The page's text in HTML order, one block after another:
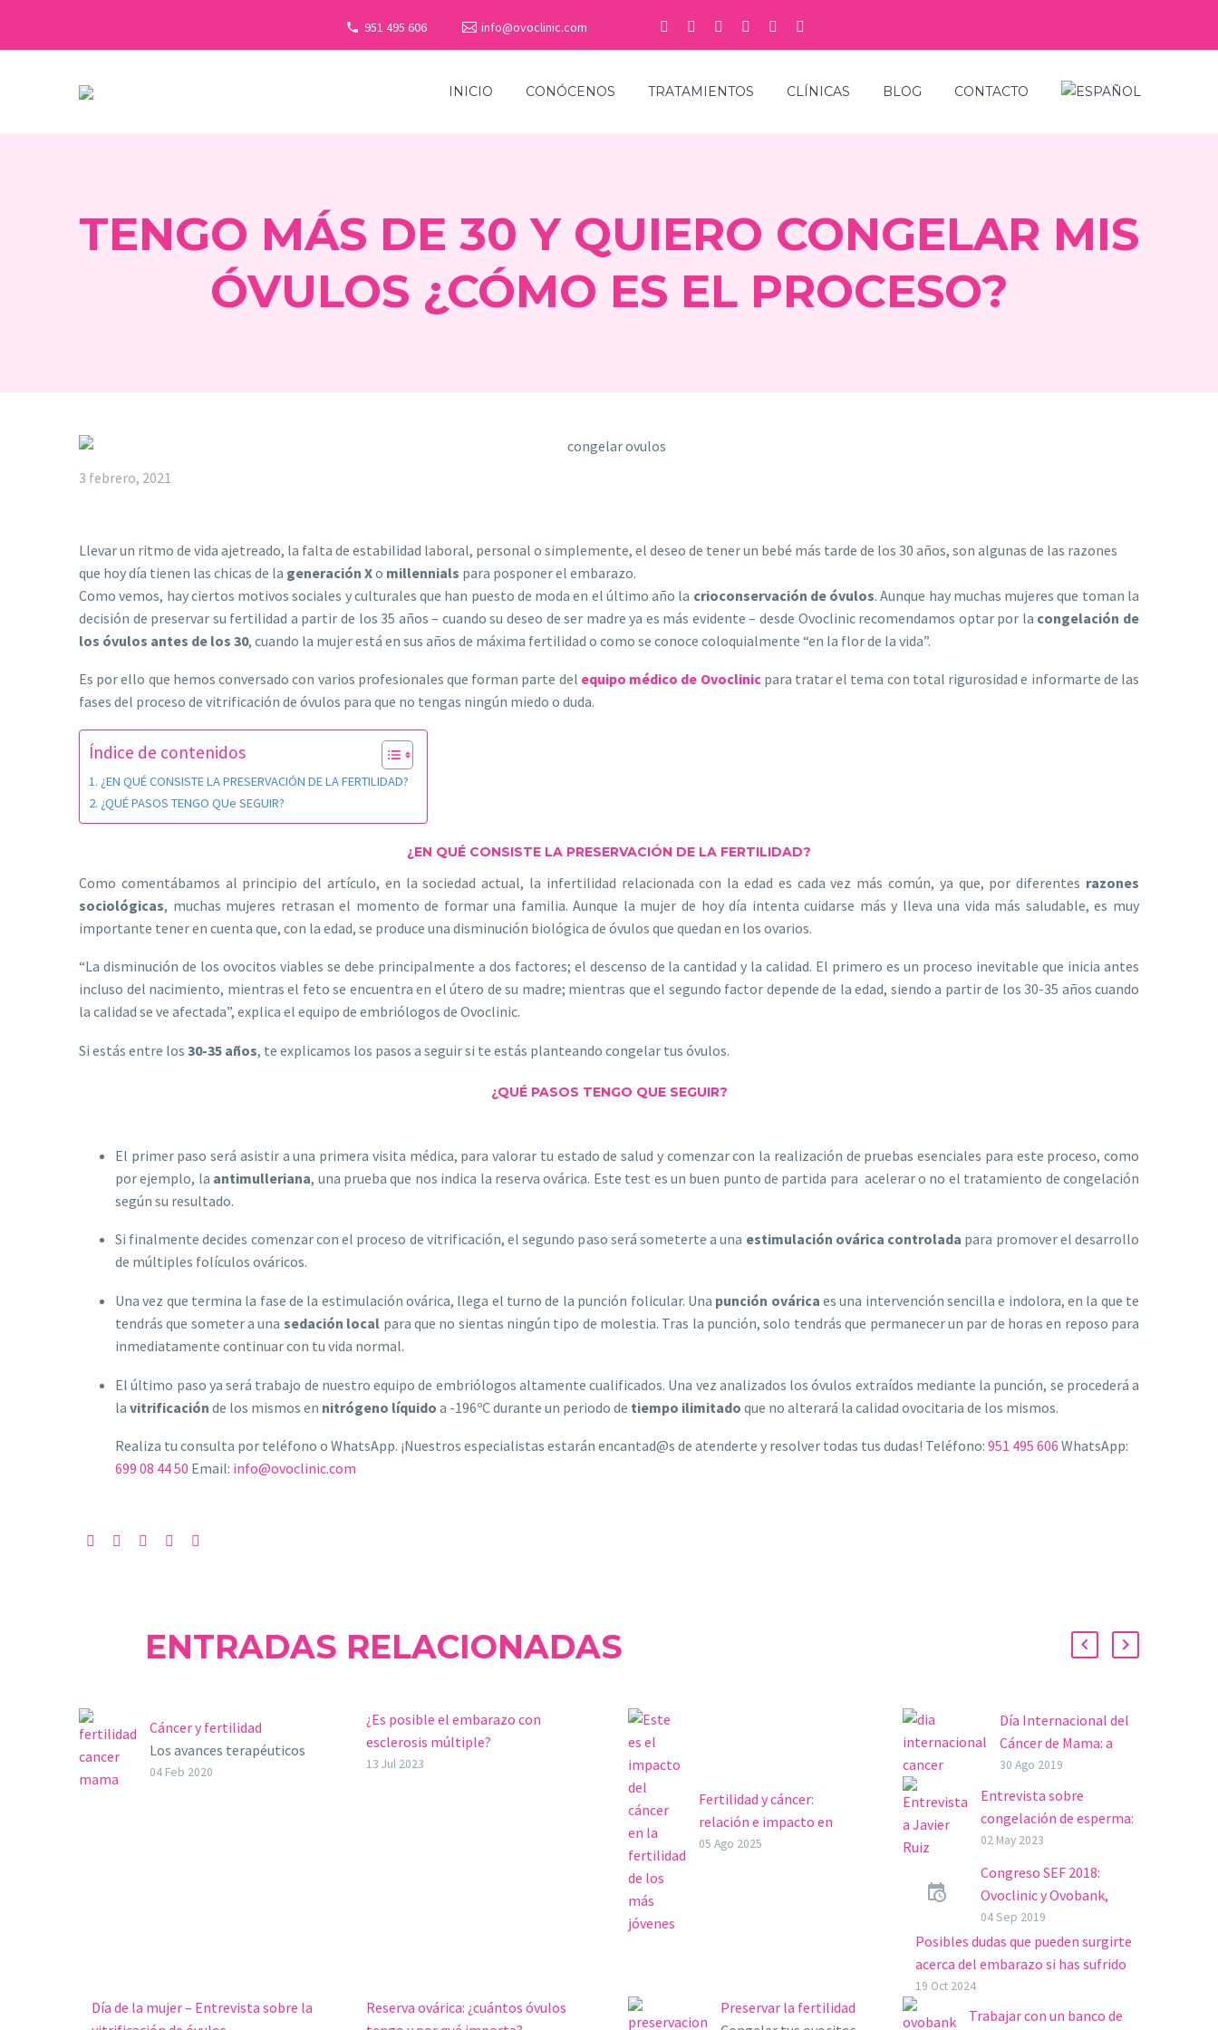
951 495 606 info@ovoclinic.com
INICIO CONÓCENOS TRATAMIENTOS CLÍNICAS BLOG CONTACTO
TENGO MÁS DE 30 Y QUIERO CONGELAR MIS
ÓVULOS ¿CÓMO ES EL PROCESO?
3 febrero, 2021
Llevar un ritmo de vida ajetreado, la falta de estabilidad laboral, personal o simplemente, el deseo de tener un bebé más tarde de los 30 años, son algunas de las razones
que hoy día tienen las chicas de la generación Xo millennials para posponer el embarazo.
Como vemos, hay ciertos motivos sociales y culturales que han puesto de moda en el último año la crioconservación de óvulos. Aunque hay muchas mujeres que toman la
decisión de preservar su fertilidad a partir de los 35 años – cuando su deseo de ser madre ya es más evidente – desde Ovoclinic recomendamos optar por la congelación de
los óvulos antes de los 30, cuando la mujer está en sus años de máxima fertilidad o como se conoce coloquialmente “en la flor de la vida”.
Es por ello que hemos conversado con varios profesionales que forman parte del equipo médico de Ovoclinicpara tratar el tema con total rigurosidad e informarte de las
fases del proceso de vitrificación de óvulos para que no tengas ningún miedo o duda.
Índice de contenidos
¿EN QUÉ CONSISTE LA PRESERVACIÓN DE LA FERTILIDAD?
¿QUÉ PASOS TENGO QUe SEGUIR?
¿EN QUÉ CONSISTE LA PRESERVACIÓN DE LA FERTILIDAD?
Como comentábamos al principio del artículo, en la sociedad actual, la infertilidad relacionada con la edad es cada vez más común, ya que, por diferentes razones
sociológicas, muchas mujeres retrasan el momento de formar una familia. Aunque la mujer de hoy día intenta cuidarse más y lleva una vida más saludable, es muy
importante tener en cuenta que, con la edad, se produce una disminución biológica de óvulos que quedan en los ovarios.
“La disminución de los ovocitos viables se debe principalmente a dos factores; el descenso de la cantidad y la calidad. El primero es un proceso inevitable que inicia antes
incluso del nacimiento, mientras el feto se encuentra en el útero de su madre; mientras que el segundo factor depende de la edad, siendo a partir de los 30-35 años cuando
la calidad se ve afectada”, explica el equipo de embriólogos de Ovoclinic.
Si estás entre los 30-35 años, te explicamos los pasos a seguir si te estás planteando congelar tus óvulos.
¿QUÉ PASOS TENGO QUE SEGUIR?
El primer paso será asistir a una primera visita médica, para valorar tu estado de salud y comenzar con la realización de pruebas esenciales para este proceso, como
por ejemplo, la antimulleriana, una prueba que nos indica la reserva ovárica. Este test es un buen punto de partida para acelerar o no el tratamiento de congelación
según su resultado.
Si finalmente decides comenzar con el proceso de vitrificación, el segundo paso será someterte a una estimulación ovárica controlada para promover el desarrollo
de múltiples folículos ováricos.
Una vez que termina la fase de la estimulación ovárica, llega el turno de la punción folicular. Una punción ovárica es una intervención sencilla e indolora, en la que te
tendrás que someter a una sedación local para que no sientas ningún tipo de molestia. Tras la punción, solo tendrás que permanecer un par de horas en reposo para
inmediatamente continuar con tu vida normal.
El último paso ya será trabajo de nuestro equipo de embriólogos altamente cualificados. Una vez analizados los óvulos extraídos mediante la punción, se procederá a
la vitrificación de los mismos en nitrógeno líquido a -196ºC durante un periodo de tiempo ilimitado que no alterará la calidad ovocitaria de los mismos.
Realiza tu consulta por teléfono o WhatsApp. ¡Nuestros especialistas estarán encantad@s de atenderte y resolver todas tus dudas! Teléfono: 951 495 606 WhatsApp:
699 08 44 50 Email: info@ovoclinic.com
ENTRADAS RELACIONADAS
Cáncer y fertilidad
Los avances terapéuticos
en los últimos años han
04 Feb 2020
¿Es posible el embarazo con
esclerosis múltiple?
La esclerosis múltiple es una
13 Jul 2023
Fertilidad y cáncer:
relación e impacto en
jóvenes
mortalidad del cáncer en
adolescentes ha
05 Ago 2025
Día Internacional del
Cáncer de Mama: a
favor de la salud
Hace tan sólo unos
años, el cáncer era una
cuestión tabú.
nuevos métodos de
diagnóstico y los
avances…
30 Ago 2019
Entrevista sobre
congelación de esperma:
Dr. Javier Ruiz, andrólogo
y especialista en
fertilidad
La criopreservación o
ha sido uno de los temas
al…
02 May 2023
Congreso SEF 2018:
Ovoclinic y Ovobank,
innovación e
investigación
Ovobank y Ovoclinic
comunicaciones, cuatro
04 Sep 2019
Posibles dudas que pueden surgirte
acerca del embarazo si has sufrido
cáncer de mama
El cáncer de mama es uno de los
19 Oct 2024
Día de la mujer – Entrevista sobre la
Reserva ovárica: ¿cuántos óvulos
Preservar la fertilidad
Trabajar con un banco de